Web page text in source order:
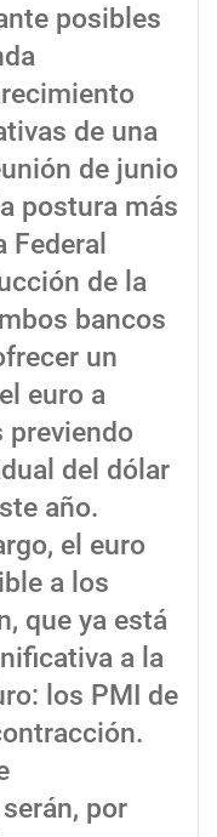
posibles
de una
de junio
postura más
Federal
de la
bancos
un
euro a
previendo
del dólar
año.
el euro
a los
que ya está
a la
los PMI de
por